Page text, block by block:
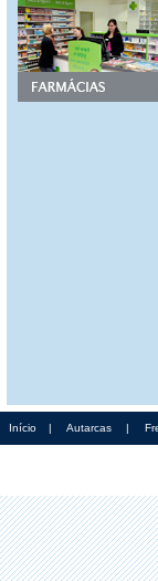
Início | Autarcas |